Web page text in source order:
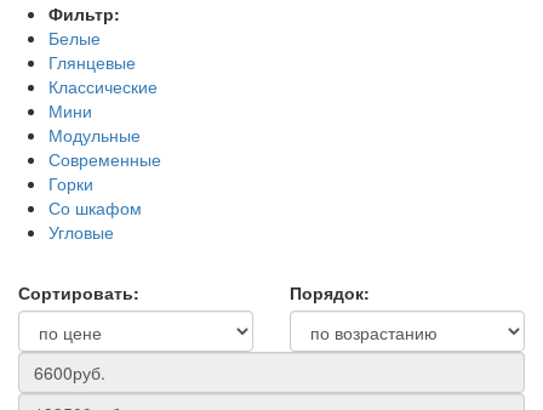
Фильтр:
Белые
Глянцевые
Классические
Мини
Модульные
Современные
Горки
Со шкафом
Угловые
Сортировать: Порядок: